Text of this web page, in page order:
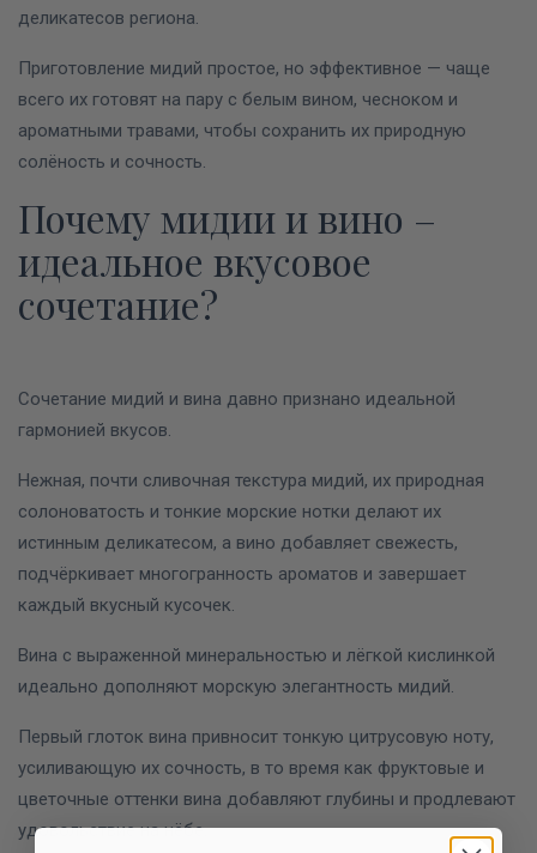
деликатесов региона.
Приготовление мидий простое, но эффективное — чаще
всего их готовят на пару с белым вином, чесноком и
ароматными травами, чтобы сохранить их природную
солёность и сочность.
Почему мидии и вино –
идеальное вкусовое
сочетание?
Сочетание мидий и вина давно признано идеальной
гармонией вкусов.
Нежная, почти сливочная текстура мидий, их природная
солоноватость и тонкие морские нотки делают их
истинным деликатесом, а вино добавляет свежесть,
подчёркивает многогранность ароматов и завершает
каждый вкусный кусочек.
Вина с выраженной минеральностью и лёгкой кислинкой
идеально дополняют морскую элегантность мидий.
Первый глоток вина привносит тонкую цитрусовую ноту,
усиливающую их сочность, в то время как фруктовые и
цветочные оттенки вина добавляют глубины и продлевают
удовольствие на нёбе.